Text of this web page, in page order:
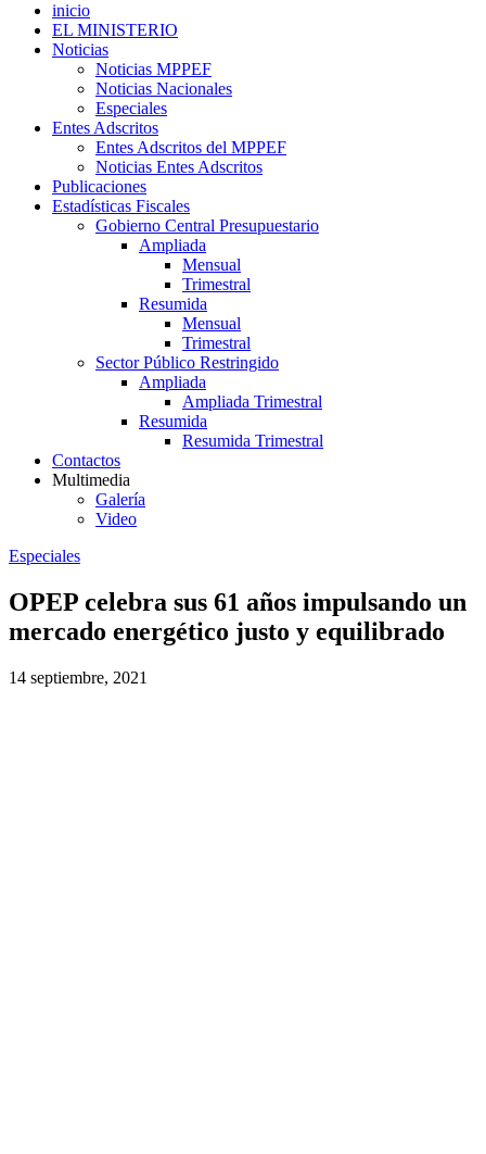
inicio
EL MINISTERIO
Noticias
Noticias MPPEF
Noticias Nacionales
Especiales
Entes Adscritos
Entes Adscritos del MPPEF
Noticias Entes Adscritos
Publicaciones
Estadísticas Fiscales
Gobierno Central Presupuestario
Ampliada
Mensual
Trimestral
Resumida
Mensual
Trimestral
Sector Público Restringido
Ampliada
Ampliada Trimestral
Resumida
Resumida Trimestral
Contactos
Multimedia
Galería
Video
Especiales
OPEP celebra sus 61 años impulsando un
mercado energético justo y equilibrado
14 septiembre, 2021